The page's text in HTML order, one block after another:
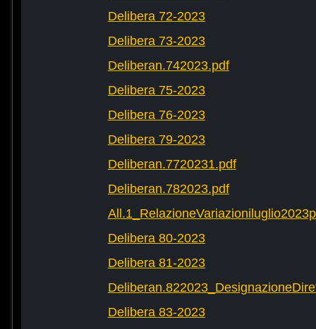
Delibera 72-2023
Delibera 73-2023
Deliberan.742023.pdf
Delibera 75-2023
Delibera 76-2023
Delibera 79-2023
Deliberan.7720231.pdf
Deliberan.782023.pdf
Delibera 80-2023
Delibera 81-2023
Delibera 83-2023